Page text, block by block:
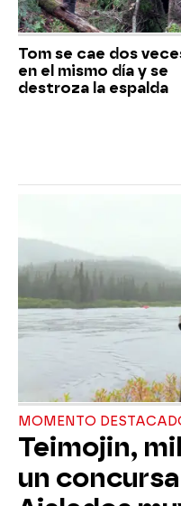
Tom se cae dos
en el mismo día y se
destroza la espalda
MOMENTO
Teimojin,
un